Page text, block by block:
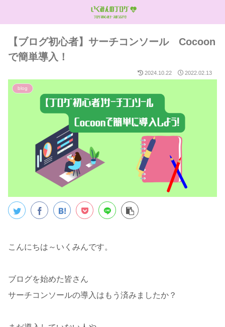
【ブログ初心者】サーチコンソール Cocoon
で簡単導入！
2024.10.22 2022.02.13
blog
こんにちは～いくみんです。
ブログを始めた皆さん
サーチコンソールの導入はもう済みましたか？